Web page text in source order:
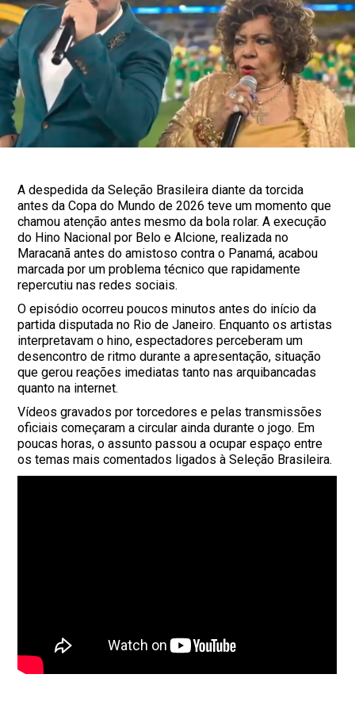
A despedida da Seleção Brasileira diante da torcida
antes da Copa do Mundo de 2026 teve um momento que
chamou atenção antes mesmo da bola rolar. A execução
do Hino Nacional por Belo e Alcione, realizada no
Maracanã antes do amistoso contra o Panamá, acabou
marcada por um problema técnico que rapidamente
repercutiu nas redes sociais.
O episódio ocorreu poucos minutos antes do início da
partida disputada no Rio de Janeiro. Enquanto os artistas
interpretavam o hino, espectadores perceberam um
desencontro de ritmo durante a apresentação, situação
que gerou reações imediatas tanto nas arquibancadas
quanto na internet.
Vídeos gravados por torcedores e pelas transmissões
oficiais começaram a circular ainda durante o jogo. Em
poucas horas, o assunto passou a ocupar espaço entre
os temas mais comentados ligados à Seleção Brasileira.